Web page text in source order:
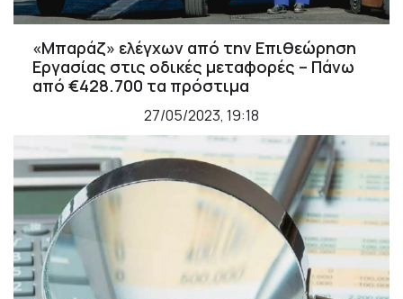
«Μπαράζ» ελέγχων από την Επιθεώρηση
Εργασίας στις οδικές μεταφορές – Πάνω
από €428.700 τα πρόστιμα
27/05/2023, 19:18